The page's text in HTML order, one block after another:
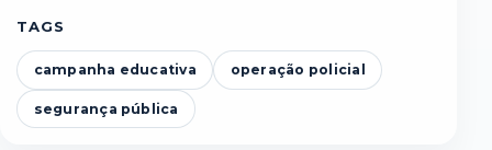
TAGS
campanha educativa operação policial
segurança pública